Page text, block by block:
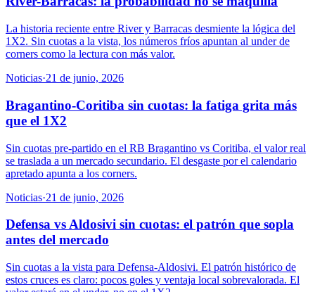
La historia reciente entre River y Barracas desmiente la lógica del
1X2. Sin cuotas a la vista, los números fríos apuntan al under de
corners como la lectura con más valor.
Noticias·21 de junio, 2026
Bragantino-Coritiba sin cuotas: la fatiga grita más
que el 1X2
Sin cuotas pre-partido en el RB Bragantino vs Coritiba, el valor real
se traslada a un mercado secundario. El desgaste por el calendario
apretado apunta a los corners.
Noticias·21 de junio, 2026
Defensa vs Aldosivi sin cuotas: el patrón que sopla
antes del mercado
Sin cuotas a la vista para Defensa-Aldosivi. El patrón histórico de
estos cruces es claro: pocos goles y ventaja local sobrevalorada. El